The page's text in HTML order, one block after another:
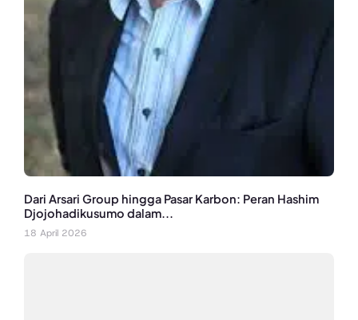
Dari Arsari Group hingga Pasar Karbon: Peran Hashim
Djojohadikusumo dalam...
18 April 2026